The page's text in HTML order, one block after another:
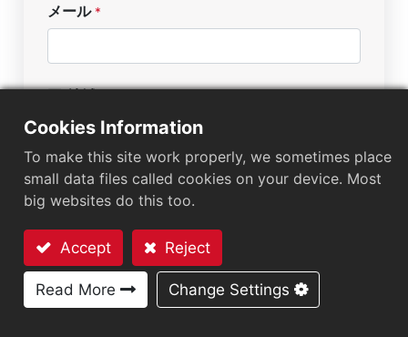
メール *
業種 *
メッセージ お問い合わせ
Cookies Information
To make this site work properly, we sometimes place
small data files called cookies on your device. Most
big websites do this too.
Accept Reject
Read More Change Settings